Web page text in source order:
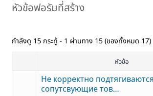
หัวข้อฟอรัมที่สร้าง
กำลังดู 15 กระทู้ - 1 ผ่านทาง 15 (ของทั้งหมด 17)
หัวข้อ
Не корректно
сопутсвующие тов…